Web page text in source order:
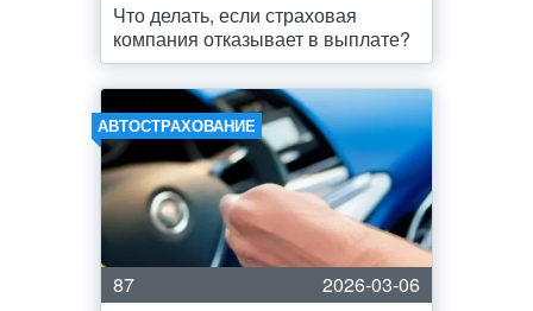
Что делать, если страховая
компания отказывает в выплате?
АВТОСТРАХОВАНИЕ
87
2026-03-06